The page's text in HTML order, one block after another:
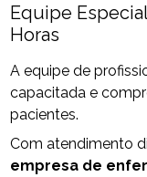
Equipe
Horas
A equipe de
capacitada e
pacientes.
Com atendimento
empresa de